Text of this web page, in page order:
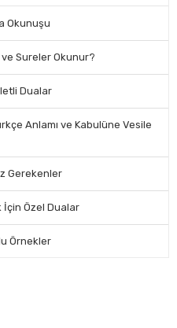
Okunuşu
Sureler Okunur?
Dualar
Anlamı ve Kabulüne Vesile
Gerekenler
İçin Özel Dualar
Örnekler